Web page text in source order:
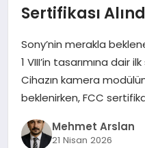
SAĞLIK
EĞITIM
Sertifikası
Sony’nin merakla
1 VIII’in tasarımına dair
Cihazın kamera
beklenirken, FCC
Mehmet Arslan
21 Nisan 2026